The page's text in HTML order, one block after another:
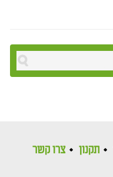
תקנון צרו קשר